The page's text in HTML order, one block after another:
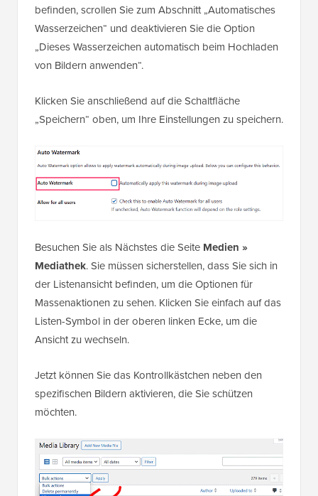
befinden, scrollen Sie zum Abschnitt „Automatisches
Wasserzeichen“ und deaktivieren Sie die Option
„Dieses Wasserzeichen automatisch beim Hochladen
von Bildern anwenden“.
Klicken Sie anschließend auf die Schaltfläche
„Speichern“ oben, um Ihre Einstellungen zu speichern.
Besuchen Sie als Nächstes die Seite Medien »
Mediathek. Sie müssen sicherstellen, dass Sie sich in
der Listenansicht befinden, um die Optionen für
Massenaktionen zu sehen. Klicken Sie einfach auf das
Listen-Symbol in der oberen linken Ecke, um die
Ansicht zu wechseln.
Jetzt können Sie das Kontrollkästchen neben den
spezifischen Bildern aktivieren, die Sie schützen
möchten.